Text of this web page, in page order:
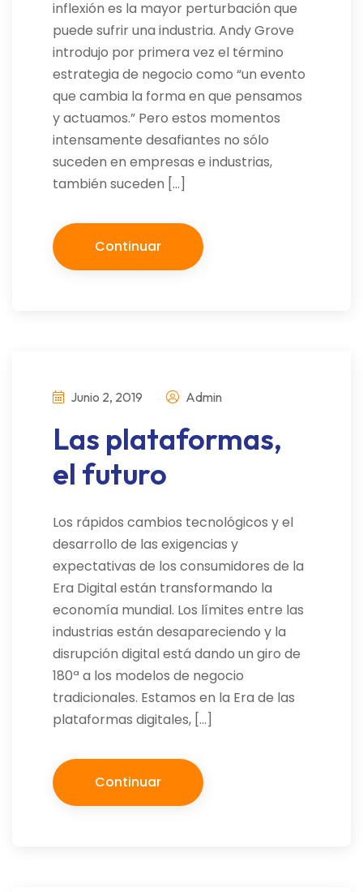
inflexión es la mayor perturbación que
puede sufrir una industria. Andy Grove
introdujo por primera vez el término
estrategia de negocio como “un evento
que cambia la forma en que pensamos
y actuamos.” Pero estos momentos
intensamente desafiantes no sólo
suceden en empresas e industrias,
también suceden […]
Continuar
Junio 2, 2019 Admin
Las plataformas,
el futuro
Los rápidos cambios tecnológicos y el
desarrollo de las exigencias y
expectativas de los consumidores de la
Era Digital están transformando la
economía mundial. Los límites entre las
industrias están desapareciendo y la
disrupción digital está dando un giro de
180ª a los modelos de negocio
tradicionales. Estamos en la Era de las
plataformas digitales, […]
Continuar